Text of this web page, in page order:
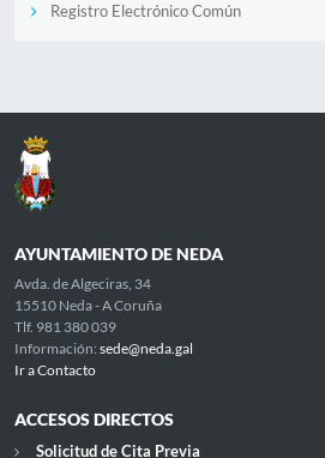
Registro Electrónico Común
AYUNTAMIENTO DE NEDA
Avda. de Algeciras, 34
15510 Neda - A Coruña
Tlf. 981 380 039
Información: sede@neda.gal
Ir a Contacto
ACCESOS DIRECTOS
Solicitud de Cita Previa